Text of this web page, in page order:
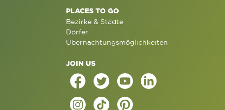
PLACES TO GO
Bezirke & Städte
Dörfer
Übernachtungsmöglichkeiten
JOIN US